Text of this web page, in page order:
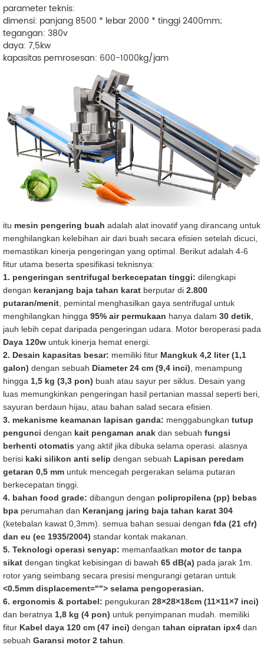
parameter teknis:
dimensi: panjang 8500 * lebar 2000 * tinggi 2400mm;
tegangan: 380v
daya: 7,5kw
kapasitas pemrosesan: 600-1000kg/jam
itu mesin pengering buah adalah alat inovatif yang dirancang untuk
menghilangkan kelebihan air dari buah secara efisien setelah dicuci,
memastikan kinerja pengeringan yang optimal. Berikut adalah 4-6
fitur utama beserta spesifikasi teknisnya:
1. pengeringan sentrifugal berkecepatan tinggi: dilengkapi
dengan keranjang baja tahan karat berputar di 2.800
putaran/menit, pemintal menghasilkan gaya sentrifugal untuk
menghilangkan hingga 95% air permukaan hanya dalam 30 detik,
jauh lebih cepat daripada pengeringan udara. Motor beroperasi pada
Daya 120w untuk kinerja hemat energi.
2. Desain kapasitas besar: memiliki fitur Mangkuk 4,2 liter (1,1
galon) dengan sebuah Diameter 24 cm (9,4 inci), menampung
hingga 1,5 kg (3,3 pon) buah atau sayur per siklus. Desain yang
luas memungkinkan pengeringan hasil pertanian massal seperti beri,
sayuran berdaun hijau, atau bahan salad secara efisien.
3. mekanisme keamanan lapisan ganda: menggabungkan tutup
pengunci dengan kait pengaman anak dan sebuah fungsi
berhenti otomatis yang aktif jika dibuka selama operasi. alasnya
berisi kaki silikon anti selip dengan sebuah Lapisan peredam
getaran 0,5 mm untuk mencegah pergerakan selama putaran
berkecepatan tinggi.
4. bahan food grade: dibangun dengan polipropilena (pp) bebas
bpa perumahan dan Keranjang jaring baja tahan karat 304
(ketebalan kawat 0,3mm). semua bahan sesuai dengan fda (21 cfr)
dan eu (ec 1935/2004) standar kontak makanan.
5. Teknologi operasi senyap: memanfaatkan motor dc tanpa
sikat dengan tingkat kebisingan di bawah 65 dB(a) pada jarak 1m.
rotor yang seimbang secara presisi mengurangi getaran untuk
<0.5mm displacement=""> selama pengoperasian.
6. ergonomis & portabel: pengukuran 28×28×18cm (11×11×7 inci)
dan beratnya 1,8 kg (4 pon) untuk penyimpanan mudah. memiliki
fitur Kabel daya 120 cm (47 inci) dengan tahan cipratan ipx4 dan
sebuah Garansi motor 2 tahun.